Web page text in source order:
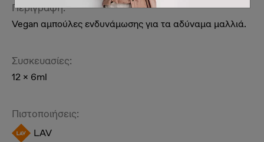
Περιγραφή:
Vegan αμπούλες ενδυνάμωσης για τα αδύναμα μαλλιά.
Συσκευασίες:
12 x 6ml
Πιστοποιήσεις:
LAV